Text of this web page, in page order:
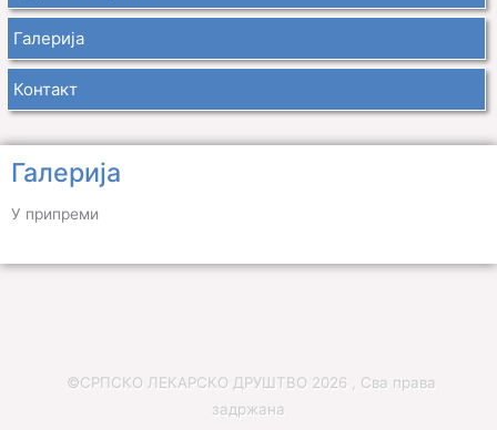
Галерија
Контакт
Галерија
У припреми
©СРПСКО ЛЕКАРСКО ДРУШТВО 2026 , Сва права
задржана